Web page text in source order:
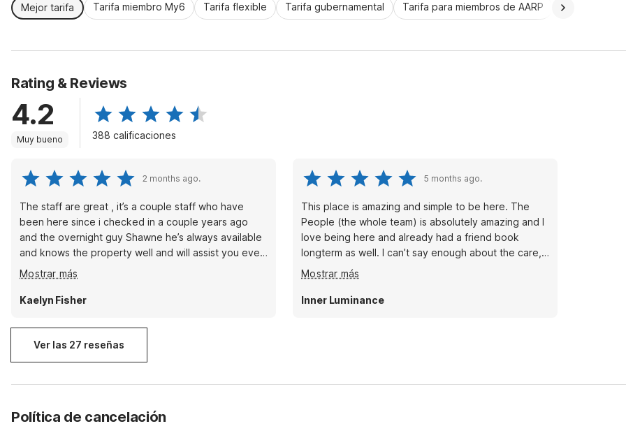
Mejor tarifa Tarifa miembro My6 Tarifa flexible Tarifa gubernamental Tarifa para miembros de AARP
Rating & Reviews
4.2
Muy bueno 388 calificaciones
2 months ago.
The staff are great , it’s a couple staff who have
been here since i checked in a couple years ago
and the overnight guy Shawne he’s always available
and knows the property well and will assist you even
if it’s just in conversation because you’re down like I
was a couple months ago and he stayed after his
shift to listen him and the General manager of the
nice.
Mostrar más
Kaelyn Fisher
5 months ago.
This place is amazing and simple to be here. The
People (the whole team) is absolutely amazing and I
love being here and already had a friend book
longterm as well. I can’t say enough about the care,
the attention and professionalism of the staff
Mostrar más
Inner Luminance
Ver las 27 reseñas
Política de cancelación